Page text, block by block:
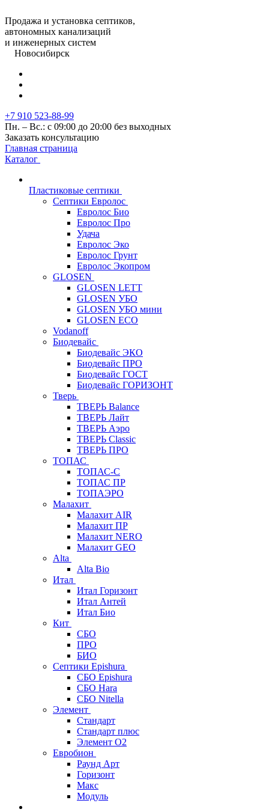
Продажа и установка септиков,
автономных канализаций
и инженерных систем
Новосибирск
+7 910 523-88-99
Пн. – Вс.: с 09:00 до 20:00 без выходных
Заказать консультацию
Главная страница
Каталог
Пластиковые септики
Септики Евролос
Евролос Био
Евролос Про
Удача
Евролос Эко
Евролос Грунт
Евролос Экопром
GLOSEN
GLOSEN LETT
GLOSEN УБО
GLOSEN УБО мини
GLOSEN ECO
Vodanoff
Биодевайс
Биодевайс ЭКО
Биодевайс ПРО
Биодевайс ГОСТ
Биодевайс ГОРИЗОНТ
Тверь
ТВЕРЬ Balance
ТВЕРЬ Лайт
ТВЕРЬ Аэро
ТВЕРЬ Classic
ТВЕРЬ ПРО
ТОПАС
ТОПАС-С
ТОПАС ПР
ТОПАЭРО
Малахит
Малахит AIR
Малахит ПР
Малахит NERO
Малахит GEO
Alta
Alta Bio
Итал
Итал Горизонт
Итал Антей
Итал Био
Кит
СБО
ПРО
БИО
Септики Epishura
СБО Epishura
СБО Hara
СБО Nitella
Элемент
Стандарт
Стандарт плюс
Элемент О2
Евробион
Раунд Арт
Горизонт
Макс
Модуль